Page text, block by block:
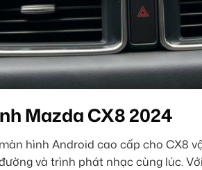
Mazda CX8 2024
hình Android cao cấp cho CX8
và trình phát nhạc cùng lúc.